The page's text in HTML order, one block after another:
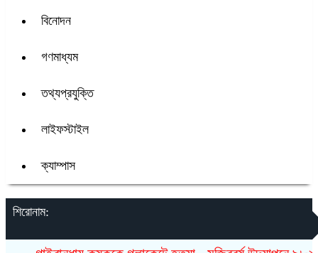
বিনোদন
গণমাধ্যম
তথ্যপ্রযুক্তি
লাইফস্টাইল
ক্যাম্পাস
শিরোনাম: